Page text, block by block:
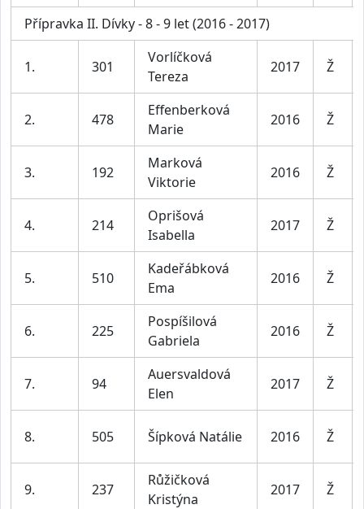
Přípravka II. Dívky - 8 - 9 let (2016 - 2017)
1. 301
Vorlíčková
Tereza
2017 Ž
2. 478
Effenberková
Marie
2016 Ž
3. 192
Marková
Viktorie
2016 Ž
4. 214
Oprišová
Isabella
2017 Ž
5. 510
Kadeřábková
Ema
2016 Ž
6. 225
Pospíšilová
Gabriela
2016 Ž
7. 94
Auersvaldová
Elen
2017 Ž
8. 505 Šípková Natálie 2016 Ž
9. 237
Růžičková
Kristýna
2017 Ž